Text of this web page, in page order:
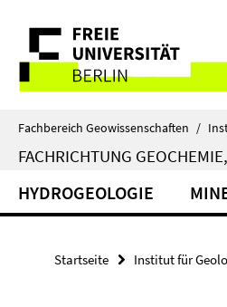
direkt
Inhalt
Service-
Navigation
Fachbereich Geowissenschaften /
FACHRICHTUNG
HYDROGEOLOGIE
Startseite Institut für